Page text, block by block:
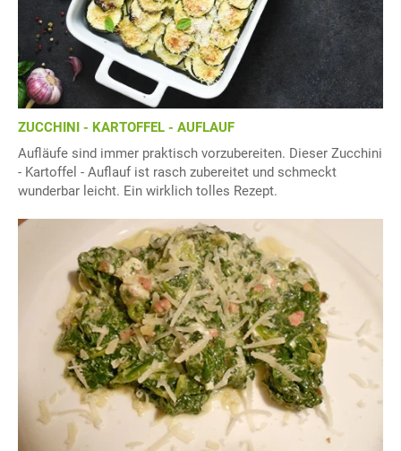
ZUCCHINI - KARTOFFEL - AUFLAUF
Aufläufe sind immer praktisch vorzubereiten. Dieser Zucchini
- Kartoffel - Auflauf ist rasch zubereitet und schmeckt
wunderbar leicht. Ein wirklich tolles Rezept.